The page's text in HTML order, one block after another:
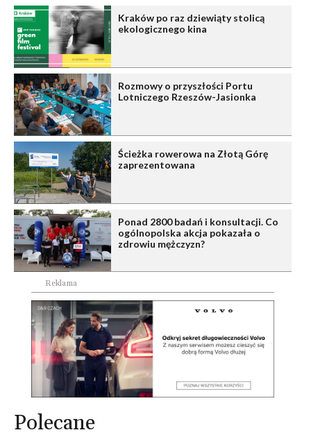
Kraków po raz dziewiąty stolicą
ekologicznego kina
Rozmowy o przyszłości Portu
Lotniczego Rzeszów-Jasionka
Ścieżka rowerowa na Złotą Górę
zaprezentowana
Ponad 2800 badań i konsultacji. Co
ogólnopolska akcja pokazała o
zdrowiu mężczyzn?
Reklama
Polecane